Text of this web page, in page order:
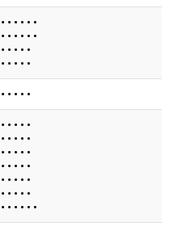
• • • • • •
• • • • • •
• • • • •
• • • • •
• • • • •
• • • • •
• • • • •
• • • • •
• • • • •
• • • • •
• • • • •
• • • • • •